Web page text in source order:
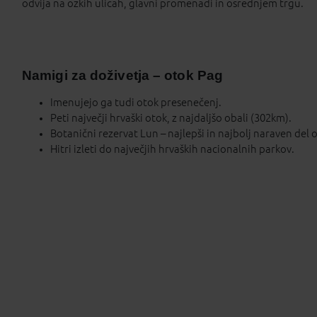
odvija na ozkih ulicah, glavni promenadi in osrednjem trgu.
Namigi za doživetja – otok Pag
Imenujejo ga tudi otok presenečenj.
Peti največji hrvaški otok, z najdaljšo obali (302km).
Botanični rezervat Lun – najlepši in najbolj naraven del
Hitri izleti do največjih hrvaških nacionalnih parkov.